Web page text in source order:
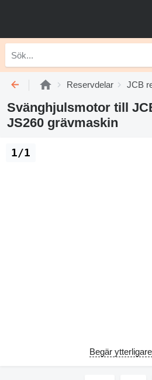
Reservdelar JCB
Svänghjulsmotor till
JS260 grävmaskin
1/1
Begär